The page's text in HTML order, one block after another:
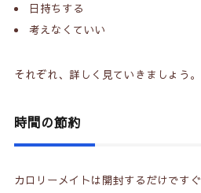
4-1. 1食2本
日持ちする
考えなくていい
それぞれ、詳しく見ていきましょう。
時間の節約
カロリーメイトは開封するだけです